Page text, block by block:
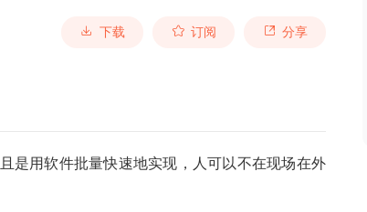
下载 订阅 分享
是用软件批量快速地实现，人可以不在现场在外